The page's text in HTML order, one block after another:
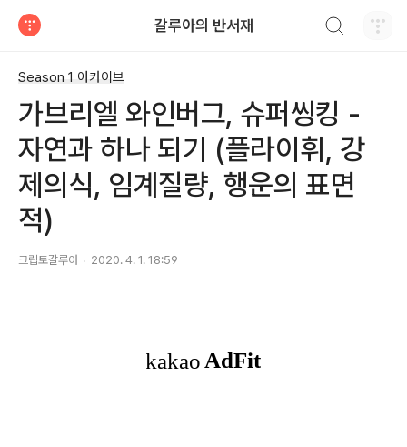
갈루아의 반서재
Season 1 아카이브
가브리엘 와인버그, 슈퍼씽킹 -
자연과 하나 되기 (플라이휘, 강
제의식, 임계질량, 행운의 표면
적)
크립토갈루아 2020. 4. 1. 18:59